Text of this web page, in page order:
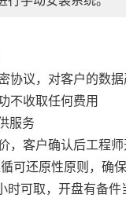
协议，对客户的数
不收取任何费用
服务
，客户确认后工程
可还原性原则，确
可取，开盘有备件